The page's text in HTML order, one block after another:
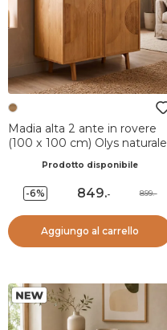
Madia alta 2 ante in rovere
(100 x 100 cm) Olys naturale
Prodotto disponibile
-6% 849.- 899.-
Aggiungo al carrello